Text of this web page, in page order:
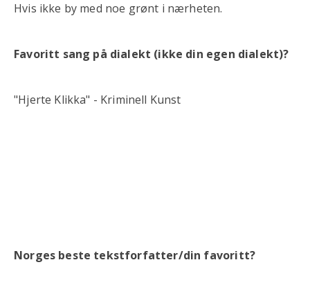
Hvis ikke by med noe grønt i nærheten.
Favoritt sang på dialekt (ikke din egen dialekt)?
"Hjerte Klikka" - Kriminell Kunst
Norges beste tekstforfatter/din favoritt?